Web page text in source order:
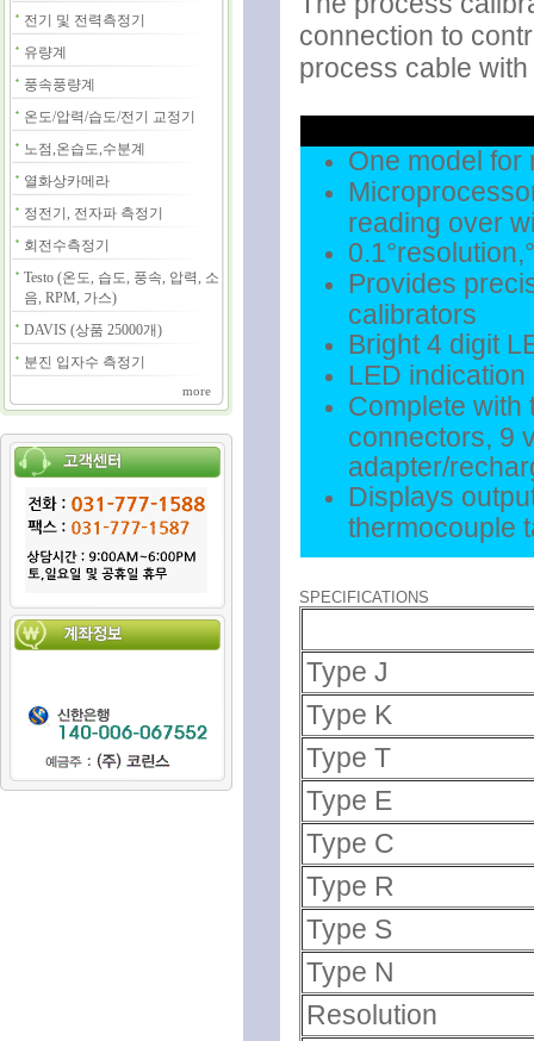
전기 및 전력측정기
유량계
풍속풍량계
온도/압력/습도/전기 교정기
노점,온습도,수분계
열화상카메라
정전기, 전자파 측정기
회전수측정기
Testo (온도, 습도, 풍속, 압력, 소
음, RPM, 가스)
DAVIS (상품 25000개)
분진 입자수 측정기
more
connection to
process cable with
One model for
reading over
Provides
calibrators
Bright 4 digit
LED
Complete with
connectors, 9
adapter/
Displays
thermocouple
SPECIFICATIONS
Type J
Type K
Type T
Type E
Type C
Type R
Type S
Type N
Resolution